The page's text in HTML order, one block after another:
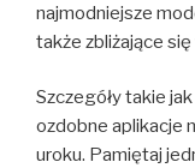
najmodniejsze
także zbliżające
Szczegóły takie
ozdobne aplikacje
uroku. Pamiętaj